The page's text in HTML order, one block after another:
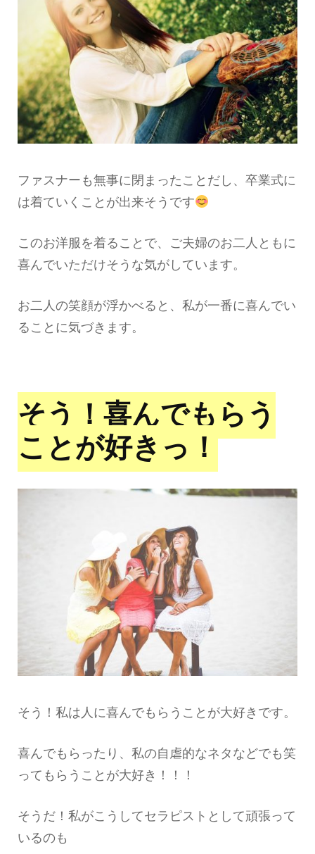
ファスナーも無事に閉まったことだし、卒業式に
は着ていくことが出来そうです
このお洋服を着ることで、ご夫婦のお二人ともに
喜んでいただけそうな気がしています。
お二人の笑顔が浮かべると、私が一番に喜んでい
ることに気づきます。
そう！喜んでもらう
ことが好きっ！
そう！私は人に喜んでもらうことが大好きです。
喜んでもらったり、私の自虐的なネタなどでも笑
ってもらうことが大好き！！！
そうだ！私がこうしてセラピストとして頑張って
いるのも